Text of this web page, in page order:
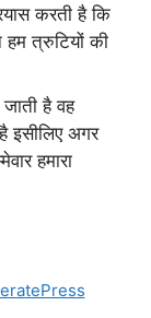
करती है कि
त्रुटियों की
जाती है वह
इसीलिए अगर
हमारा